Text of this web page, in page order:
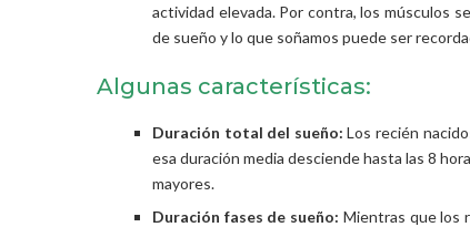
actividad elevada. Por contra, los músculos
de sueño y lo que soñamos puede ser
Algunas características:
Duración total del sueño: Los recién
esa duración media desciende hasta las 8
mayores.
Duración fases de sueño: Mientras que los